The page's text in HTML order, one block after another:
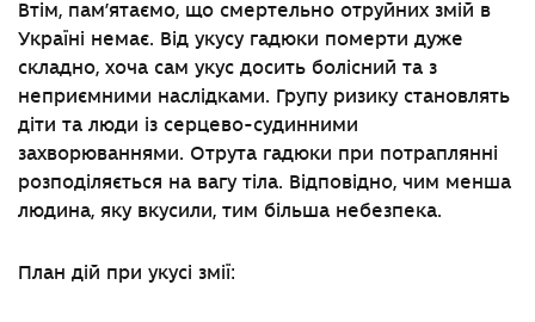
Втім, пам’ятаємо, що смертельно отруйних змій в
Україні немає. Від укусу гадюки померти дуже
складно, хоча сам укус досить болісний та з
неприємними наслідками. Групу ризику становлять
діти та люди із серцево-судинними
захворюваннями. Отрута гадюки при потраплянні
розподіляється на вагу тіла. Відповідно, чим менша
людина, яку вкусили, тим більша небезпека.
План дій при укусі змії: